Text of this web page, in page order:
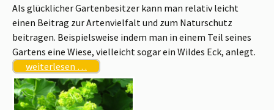
Als glücklicher Gartenbesitzer kann man relativ leicht
einen Beitrag zur Artenvielfalt und zum Naturschutz
beitragen. Beispielsweise indem man in einem Teil seines
Gartens eine Wiese, vielleicht sogar ein Wildes Eck, anlegt.
weiterlesen …